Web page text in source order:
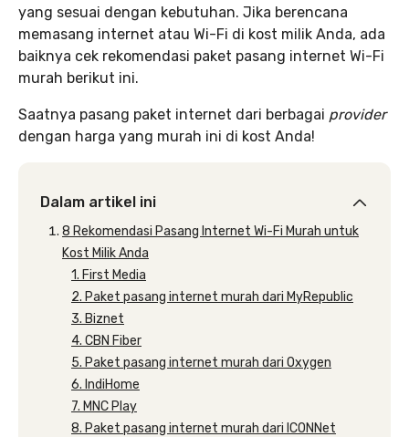
yang sesuai dengan kebutuhan. Jika berencana
memasang internet atau Wi-Fi di kost milik Anda, ada
baiknya cek rekomendasi paket pasang internet Wi-Fi
murah berikut ini.
Saatnya pasang paket internet dari berbagai provider
dengan harga yang murah ini di kost Anda!
Dalam artikel ini
8 Rekomendasi Pasang Internet Wi-Fi Murah untuk
Kost Milik Anda
1. First Media
2. Paket pasang internet murah dari MyRepublic
3. Biznet
4. CBN Fiber
5. Paket pasang internet murah dari Oxygen
6. IndiHome
7. MNC Play
8. Paket pasang internet murah dari ICONNet